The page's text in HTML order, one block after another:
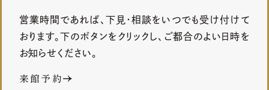
営業時間であれば、下見・相談をいつでも受け付けて
おります。下のボタンをクリックし、ご都合のよい日時を
お知らせください。
来館予約